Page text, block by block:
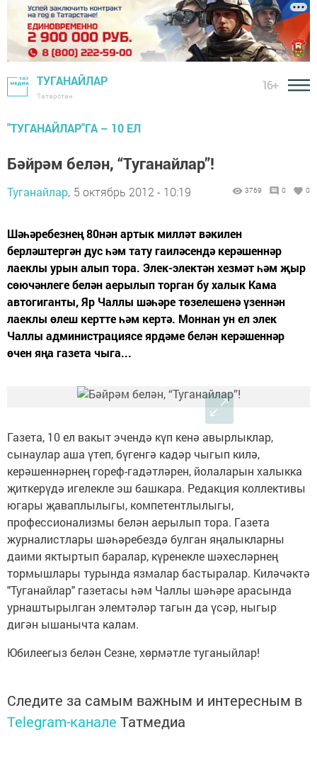
ТУГАНАЙЛАР
Татарстан
16+
"ТУГАНАЙЛАР"ГА – 10 ЕЛ
Бәйрәм белән, “Туганайлар”!
Туганайлар, 5 октябрь 2012 - 10:19 3769 0 0
Шәһәребезнең 80нән артык милләт вәкилен
берләштергән дус һәм тату гаиләсендә керәшеннәр
лаеклы урын алып тора. Элек-электән хезмәт һәм җыр
сөючәнлеге белән аерылып торган бу халык Кама
автогиганты, Яр Чаллы шәһәре төзелешенә үзеннән
лаеклы өлеш кертте һәм кертә. Моннан ун ел элек
Чаллы администрациясе ярдәме белән керәшеннәр
өчен яңа газета чыга...
Газета, 10 ел вакыт эчендә күп кенә авырлыклар,
сынаулар аша үтеп, бүгенгә кадәр чыгып килә,
керәшеннәрнең гореф-гадәтләрен, йолаларын халыкка
җиткерүдә игелекле эш башкара. Редакция коллективы
югары җаваплылыгы, компетентлылыгы,
профессионализмы белән аерылып тора. Газета
журналистлары шәһәребездә булган яңалыкларны
даими яктыртып баралар, күренекле шәхесләрнең
тормышлары турында язмалар бастыралар. Киләчәктә
"Туганайлар" газетасы һәм Чаллы шәһәре арасында
урнаштырылган элемтәләр тагын да үсәр, ныгыр
дигән ышанычта калам.
Юбилеегыз белән Сезне, хөрмәтле туганыйлар!
Следите за самым важным и интересным в
Telegram-канале Татмедиа